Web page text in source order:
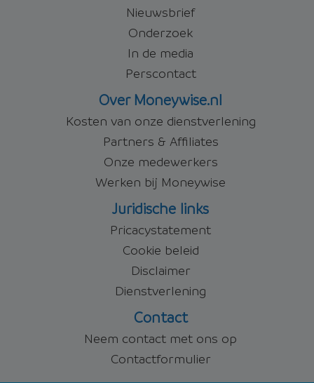
Nieuwsbrief
Onderzoek
In de media
Perscontact
Over Moneywise.nl
Kosten van onze dienstverlening
Partners & Affiliates
Onze medewerkers
Werken bij Moneywise
Juridische links
Pricacystatement
Cookie beleid
Disclaimer
Dienstverlening
Contact
Neem contact met ons op
Contactformulier